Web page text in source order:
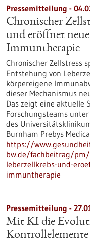
Pressemitteilung -
Chronischer
und eröffnet
Immuntherapie
Chronischer Zellstress
Entstehung von
körpereigene
dieser Mechanismus
Das zeigt eine aktuelle
Forschungsteams
des
Burnham Prebys
https://
bw.de/fachbeitrag/pm/
leberzellkrebs-und-
immuntherapie
Pressemitteilung -
Mit KI die